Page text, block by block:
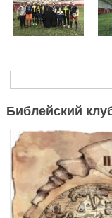
Форма
Библейский